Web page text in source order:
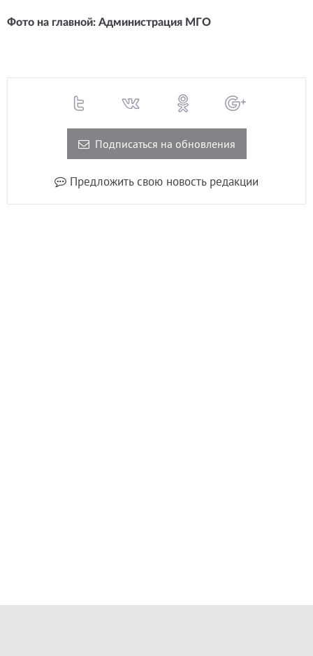
Фото на главной: Администрация МГО
Подписаться на обновления
Предложить свою новость редакции